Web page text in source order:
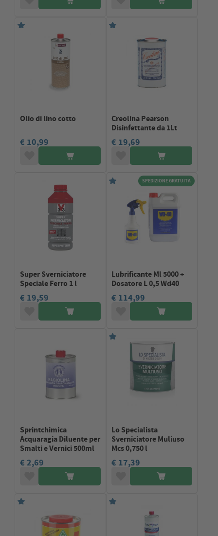
Olio di lino cotto
€ 10,99
Creolina Pearson
Disinfettante da 1Lt
€ 19,69
Super Sverniciatore
Speciale Ferro 1 l
€ 19,59
SPEDIZIONE GRATUITA
Lubrificante Ml 5000 +
Dosatore L 0,5 Wd40
€ 114,99
Sprintchimica
Acquaragia Diluente per
Smalti e Vernici 500ml
€ 2,69
Lo Specialista
Sverniciatore Muliuso
Mcs 0,750 l
€ 17,39